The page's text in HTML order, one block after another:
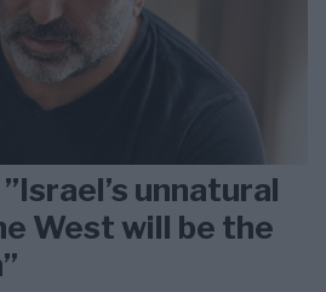
unnatural
West will be the